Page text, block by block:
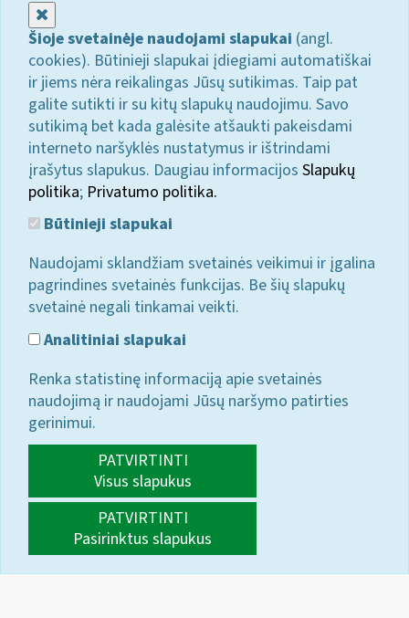
Šioje svetainėje naudojami slapukai (angl.
cookies). Būtinieji slapukai įdiegiami automatiškai
ir jiems nėra reikalingas Jūsų sutikimas. Taip pat
galite sutikti ir su kitų slapukų naudojimu. Savo
sutikimą bet kada galėsite atšaukti pakeisdami
interneto naršyklės nustatymus ir ištrindami
įrašytus slapukus. Daugiau informacijos Slapukų
politika; Privatumo politika.
Būtinieji slapukai
Naudojami sklandžiam svetainės veikimui ir įgalina
pagrindines svetainės funkcijas. Be šių slapukų
svetainė negali tinkamai veikti.
Analitiniai slapukai
Renka statistinę informaciją apie svetainės
naudojimą ir naudojami Jūsų naršymo patirties
gerinimui.
PATVIRTINTI
Visus slapukus
PATVIRTINTI
Pasirinktus slapukus